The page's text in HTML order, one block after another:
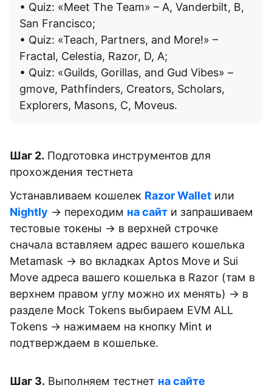
• Quiz: «Meet The Team» – A, Vanderbilt, B,
San Francisco;
• Quiz: «Teach, Partners, and More!» –
Fractal, Celestia, Razor, D, A;
• Quiz: «Guilds, Gorillas, and Gud Vibes» –
gmove, Pathfinders, Creators, Scholars,
Explorers, Masons, C, Moveus.
Шаг 2. Подготовка инструментов для
прохождения тестнета
Устанавливаем кошелек Razor Wallet или
Nightly → переходим на сайт и запрашиваем
тестовые токены → в верхней строчке
сначала вставляем адрес вашего кошелька
Metamask → во вкладках Aptos Move и Sui
Move адреса вашего кошелька в Razor (там в
верхнем правом углу можно их менять) → в
разделе Mock Tokens выбираем EVM ALL
Tokens → нажимаем на кнопку Mint и
подтверждаем в кошельке.
Шаг 3. Выполняем тестнет на сайте